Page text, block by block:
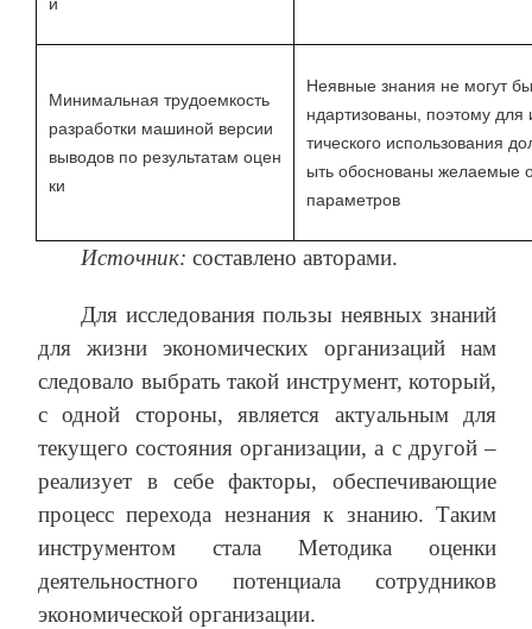
Минимальная трудоемкость
разработки машиной версии
выводов по результатам оцен
ки
Неявные знания не могут
ндартизованы, поэтому для
тического использования
ыть обоснованы желаемые
параметров
Источник: составлено авторами.
Для исследования пользы неявных знаний
для жизни экономических организаций нам
следовало выбрать такой инструмент, который,
с одной стороны, является актуальным для
текущего состояния организации, а с другой –
реализует в себе факторы, обеспечивающие
процесс перехода незнания к знанию. Таким
инструментом стала Методика оценки
деятельностного потенциала сотрудников
экономической организации.